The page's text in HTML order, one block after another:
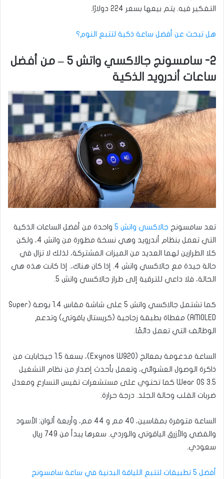
التفكير فيه. يتم بيعها بسعر 224 دولارًا.
هل تبحث عن أفضل ساعة ذكية لتتبع النوم؟
2- سامسونج جالاكسي واتش 5 – من أفضل
ساعات أندرويد الذكية
تعد سامسونج جالاكسي واتش 5
واحدة من أفضل الساعات الذكية
التي تعمل بنظام أندرويد وهي نسخة مطورة من واتش 4، ولكن
كلا الطرازين لهما العديد من الميزات المشتركة، لذلك لا تزال في
حالة جيدة مع جالاكسي واتش 4. إذا كان هناك،. إذا كانت هذه هي
الحالة، فلا داعي للترقية إلى طراز جالاكسي واتش 5.
كما تشتمل جالاكسي واتش 5 على شاشة مقاس 1.4 بوصة (Super
AMOLED) مغطاة بطبقة زجاجية (كريستال ياقوتي) وتدعم
الوظائف التي تعمل دائمًا.
الساعة مدعومة بمعالج (Exynos W920)، بسعة 1.5 جيجابايت من
ذاكرة الوصول العشوائي، وتعمل بأحدث إصدار من نظام التشغيل
Wear OS 3.5 كما تحتوي على مستشعرات تقيس التسارع ومعدل
ضربات القلب وحالة الجلد. درجة حرارة.
الساعة متوفرة بمقاسين، 40 مم و 44 مم، وأربعة ألوان: الأسود
والفضي والأزرق الياقوتي والوردي. سعرها يبدأ من 749 ريال
سعودي.
أفضل 5 تطبيقات لتتبع اللياقة البدنية في ساعة سامسونج